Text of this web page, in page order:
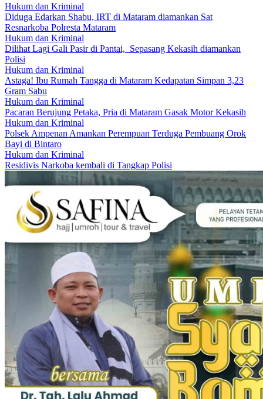
Hukum dan Kriminal
Diduga Edarkan Shabu, IRT di Mataram diamankan Sat
Resnarkoba Polresta Mataram
Hukum dan Kriminal
Dilihat Lagi Gali Pasir di Pantai, Sepasang Kekasih diamankan
Polisi
Hukum dan Kriminal
Astaga! Ibu Rumah Tangga di Mataram Kedapatan Simpan 3,23
Gram Sabu
Hukum dan Kriminal
Pacaran Berujung Petaka, Pria di Mataram Gasak Motor Kekasih
Hukum dan Kriminal
Polsek Ampenan Amankan Perempuan Terduga Pembuang Orok
Bayi di Bintaro
Hukum dan Kriminal
Residivis Narkoba kembali di Tangkap Polisi